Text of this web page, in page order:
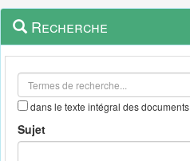
Navigation
outils
Menu
contextuel
Recherche
dans le texte intégral des documents
Sujet